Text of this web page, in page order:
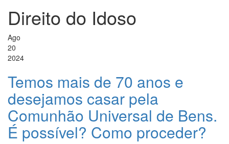
Direito do Idoso
Ago
20
2024
Temos mais de 70 anos e
desejamos casar pela
Comunhão Universal de Bens.
É possível? Como proceder?